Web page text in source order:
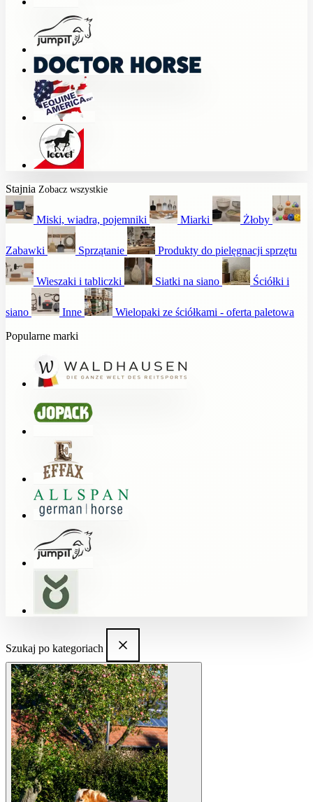
Stajnia Zobacz wszystkie
Miski, wiadra, pojemniki Miarki Żłoby
Zabawki Sprzątanie Produkty do pielęgnacji sprzętu
Wieszaki i tabliczki Siatki na siano Ściółki i
siano Inne
Wielopaki ze ściółkami - oferta paletowa
Popularne marki
Szukaj po kategoriach